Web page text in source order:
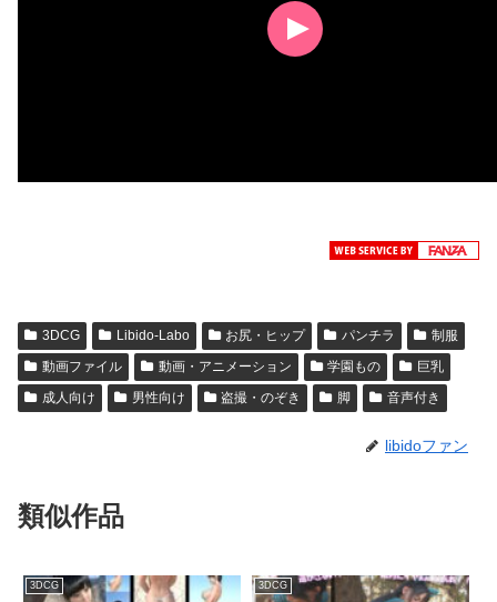
3DCG Libido-Labo お尻・ヒップ パンチラ
制服
動画ファイル
動画・アニメーション 学園もの
巨乳
成人向け
男性向け 盗撮・のぞき 脚 音声付き
libidoファン
類似作品
3DCG 3DCG